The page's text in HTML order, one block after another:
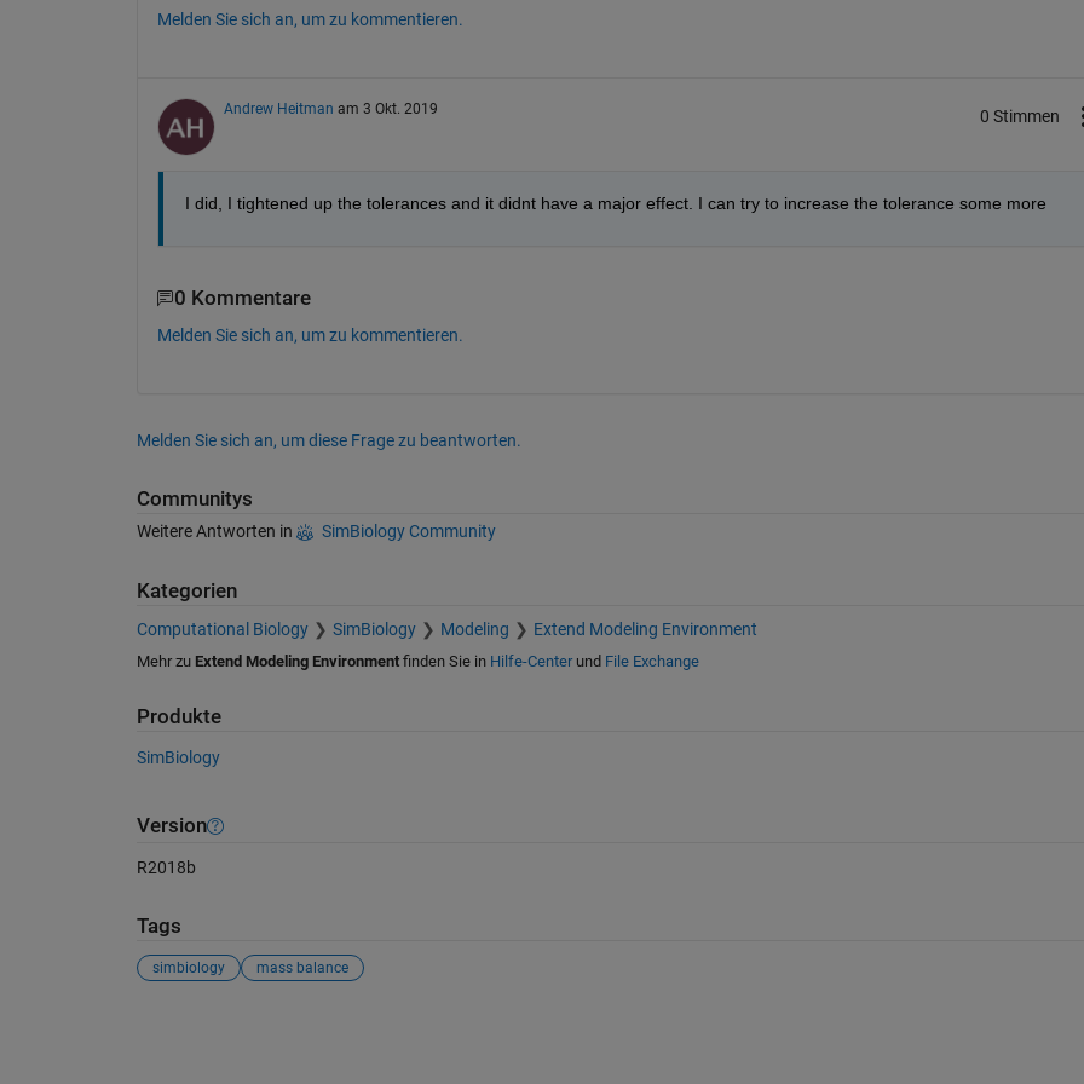
Melden Sie sich an, um zu kommentieren.
Andrew Heitman am 3 Okt. 2019 0 Stimmen
I did, I tightened up the tolerances and it didnt have a major effect. I can try to increase the tolerance some more
0 Kommentare
Melden Sie sich an, um zu kommentieren.
Melden Sie sich an, um diese Frage zu beantworten.
Communitys
Weitere Antworten in SimBiology Community
Kategorien
Computational Biology SimBiology Modeling Extend Modeling Environment
Mehr zu Extend Modeling Environmentfinden Sie in Hilfe-Centerund File Exchange
Produkte
SimBiology
Version
R2018b
Tags
simbiology mass balance